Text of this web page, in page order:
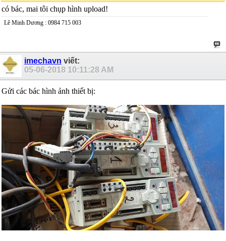
có bác, mai tôi chụp hình upload!
Lê Minh Dương : 0984 715 003
imechavn viết:
05-06-2018 10:11:28 AM
Gửi các bác hình ảnh thiết bị: